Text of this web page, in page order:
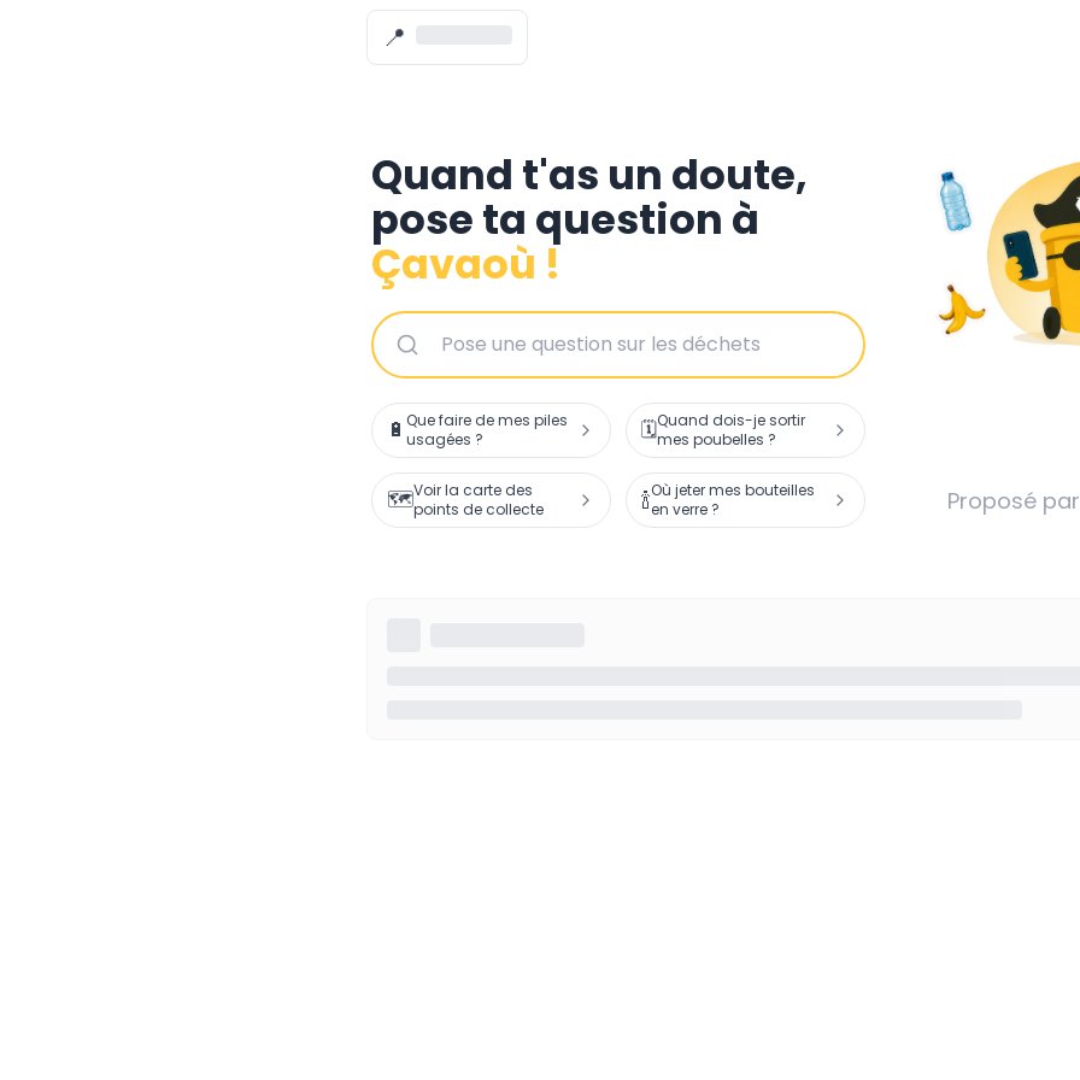
📍
Quand t'as un doute,
pose ta question à
Çavaoù !
🔋 Que faire de mes piles
usagées ?
🗓️Quand dois-je sortir
mes poubelles ?
🗺️Voir la carte des
points de collecte
🍾Où jeter mes bouteilles
en verre ?
Proposé par